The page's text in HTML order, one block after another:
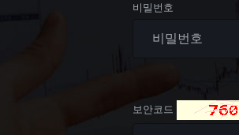
비밀번호
보안코드